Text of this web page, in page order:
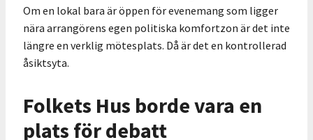
Om en lokal bara är öppen för evenemang som ligger
nära arrangörens egen politiska komfortzon är det inte
längre en verklig mötesplats. Då är det en kontrollerad
åsiktsyta.
Folkets Hus borde vara en
plats för debatt